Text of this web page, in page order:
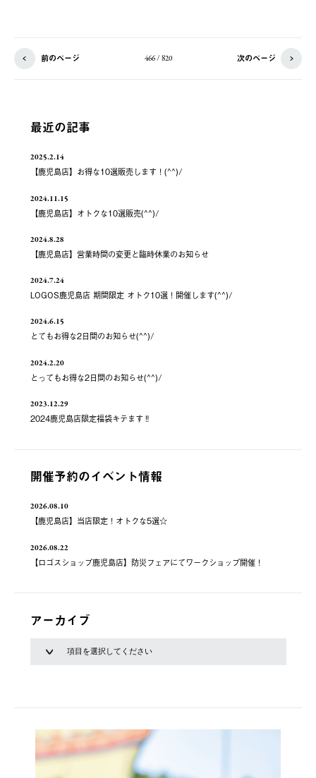
前のページ 466 / 820 次のページ
最近の記事
2025.2.14
【鹿児島店】お得な10選販売します！(^^)/
2024.11.15
【鹿児島店】オトクな10選販売(^^)/
2024.8.28
【鹿児島店】営業時間の変更と臨時休業のお知らせ
2024.7.24
LOGOS鹿児島店 期間限定 オトク10選！開催します(^^)/
2024.6.15
とてもお得な2日間のお知らせ(^^)/
2024.2.20
とってもお得な2日間のお知らせ(^^)/
2023.12.29
2024鹿児島店限定福袋キテます‼️
開催予約のイベント情報
2026.08.10
【鹿児島店】当店限定！オトクな5選☆
2026.08.22
【ロゴスショップ鹿児島店】防災フェアにてワークショップ開催！
アーカイブ